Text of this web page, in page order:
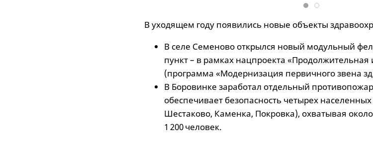
В уходящем году появились новые объекты
В селе Семеново открылся новый модульный
пункт – в рамках нацпроекта «Продолжительная
(программа «Модернизация первичного звена
В Боровинке заработал отдельный
обеспечивает безопасность четырех
Шестаково, Каменка, Покровка), охватывая
1 200 человек.